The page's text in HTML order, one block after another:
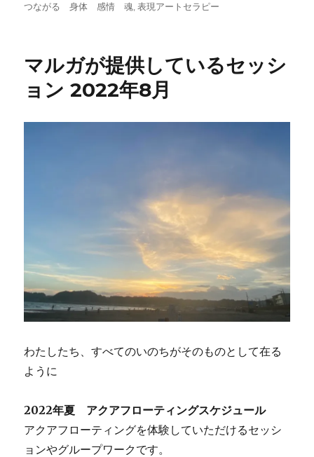
日:
ゴ
グ
つながる 身体 感情 魂,表現アートセラピー
マルガが提供しているセッシ
ョン 2022年8月
わたしたち、すべてのいのちがそのものとして在る
ように
2022年夏 アクアフローティングスケジュール
アクアフローティングを体験していただけるセッシ
ョンやグループワークです。